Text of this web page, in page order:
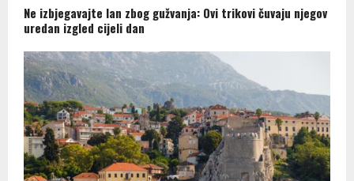
Ne izbjegavajte lan zbog gužvanja: Ovi trikovi čuvaju njegov
uredan izgled cijeli dan